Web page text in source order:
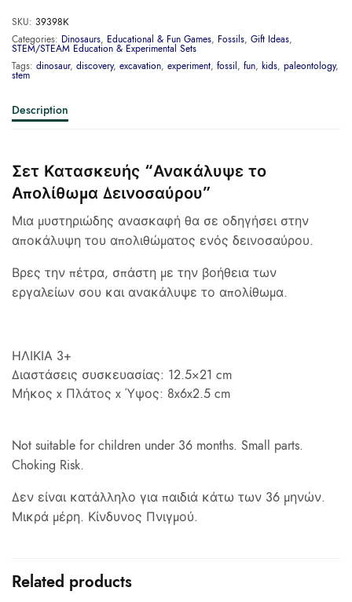
SKU: 39398Κ
Categories: Dinosaurs, Educational & Fun Games, Fossils, Gift Ideas,
STEM/STEAM Education & Experimental Sets
Tags: dinosaur, discovery, excavation, experiment, fossil, fun, kids, paleontology,
stem
Description
Σετ Κατασκευής “Ανακάλυψε το
Απολίθωμα Δεινοσαύρου”
Μια μυστηριώδης ανασκαφή θα σε οδηγήσει στην
αποκάλυψη του απολιθώματος ενός δεινοσαύρου.
Βρες την πέτρα, σπάστη με την βοήθεια των
εργαλείων σου και ανακάλυψε το απολίθωμα.
ΗΛΙΚΙΑ 3+
Διαστάσεις συσκευασίας: 12.5×21 cm
Μήκος x Πλάτος x Ύψος: 8x6x2.5 cm
Not suitable for children under 36 months. Small parts.
Choking Risk.
Δεν είναι κατάλληλο για παιδιά κάτω των 36 μηνών.
Μικρά μέρη. Κίνδυνος Πνιγμού.
Related products